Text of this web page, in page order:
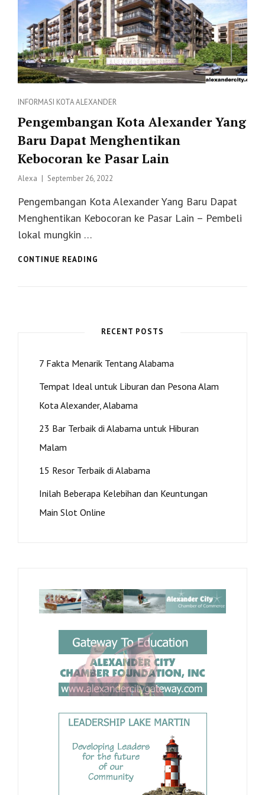
Categories
INFORMASI KOTA ALEXANDER
Pengembangan Kota Alexander Yang
Baru Dapat Menghentikan
Kebocoran ke Pasar Lain
Alexa
Posted
September 26, 2022
Pengembangan Kota Alexander Yang Baru Dapat
Menghentikan Kebocoran ke Pasar Lain – Pembeli
lokal mungkin …
CONTINUE READING
MENGHENTIKAN
PASAR
RECENT POSTS
7 Fakta Menarik Tentang Alabama
Tempat Ideal untuk Liburan dan Pesona Alam
Kota Alexander, Alabama
23 Bar Terbaik di Alabama untuk Hiburan
Malam
15 Resor Terbaik di Alabama
Inilah Beberapa Kelebihan dan Keuntungan
Main Slot Online